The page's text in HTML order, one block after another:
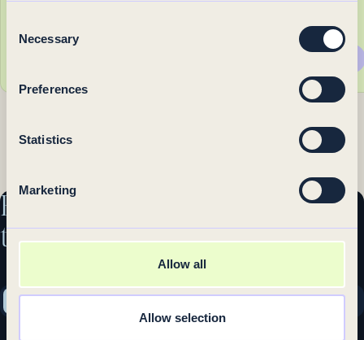
Selection
Necessary
Preferences
Statistics
Marketing
Allow all
Allow selection
alk. 399 € alk. 994 €
Ennen &
toimenpiteen